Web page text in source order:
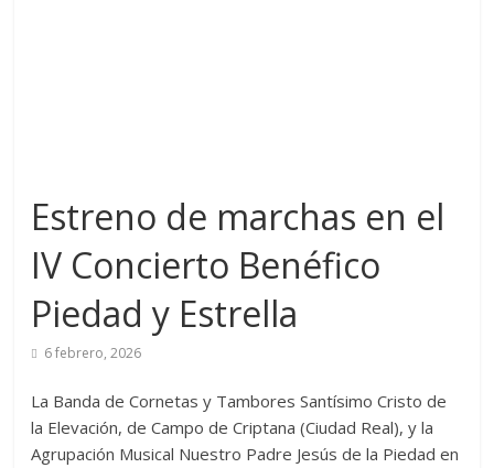
Estreno de marchas en el
IV Concierto Benéfico
Piedad y Estrella
6 febrero, 2026
La Banda de Cornetas y Tambores Santísimo Cristo de
la Elevación, de Campo de Criptana (Ciudad Real), y la
Agrupación Musical Nuestro Padre Jesús de la Piedad en